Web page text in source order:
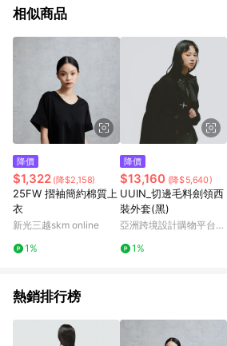
相似商品
降價
$1,322 (降$2,158)
25FW 摺袖簡約棉質上
衣
新光三越skm online
1%
降價
$13,160 (降$5,640)
UUIN_切邊毛料劍領西
裝外套(黑)
亞洲跨境設計購物平台
1%
熱銷排行榜